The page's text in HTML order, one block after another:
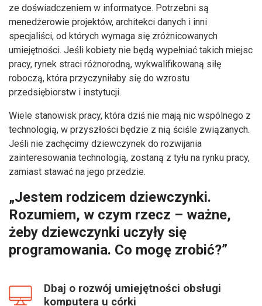
ze doświadczeniem w informatyce. Potrzebni są
menedżerowie projektów, architekci danych i inni
specjaliści, od których wymaga się zróżnicowanych
umiejętności. Jeśli kobiety nie będą wypełniać takich miejsc
pracy, rynek straci różnorodną, wykwalifikowaną siłę
roboczą, która przyczyniłaby się do wzrostu
przedsiębiorstw i instytucji.
Wiele stanowisk pracy, która dziś nie mają nic wspólnego z
technologią, w przyszłości będzie z nią ściśle związanych.
Jeśli nie zachęcimy dziewczynek do rozwijania
zainteresowania technologią, zostaną z tyłu na rynku pracy,
zamiast stawać na jego przedzie.
„Jestem rodzicem dziewczynki.
Rozumiem, w czym rzecz – ważne,
żeby dziewczynki uczyły się
programowania. Co mogę zrobić?”
Dbaj o rozwój umiejętności obsługi
komputera u córki